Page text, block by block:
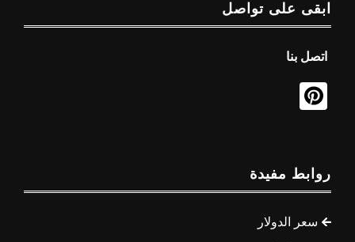
ابقى على تواصل
اتصل بنا
روابط مفيدة
سعر الدولار